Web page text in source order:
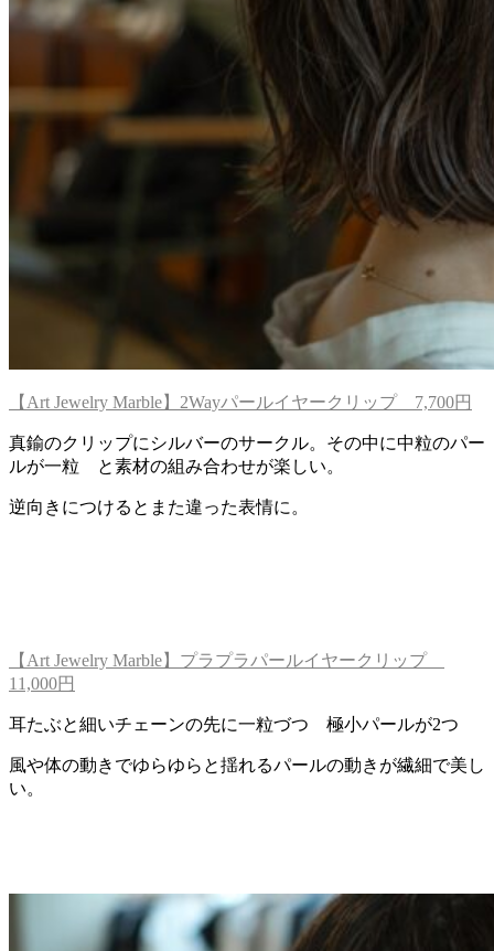
【Art Jewelry Marble】2Wayパールイヤークリップ 7,700円
真鍮のクリップにシルバーのサークル。その中に中粒のパー
ルが一粒 と素材の組み合わせが楽しい。
逆向きにつけるとまた違った表情に。
【Art Jewelry Marble】プラプラパールイヤークリップ
11,000円
耳たぶと細いチェーンの先に一粒づつ 極小パールが2つ
風や体の動きでゆらゆらと揺れるパールの動きが繊細で美し
い。